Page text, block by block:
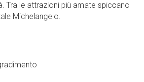
Tra le attrazioni più amate spiccano
Michelangelo.